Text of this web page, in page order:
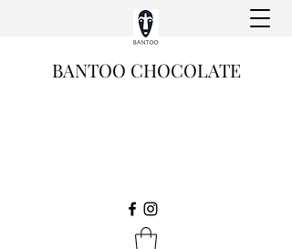
BANTOO CHOCOLATE